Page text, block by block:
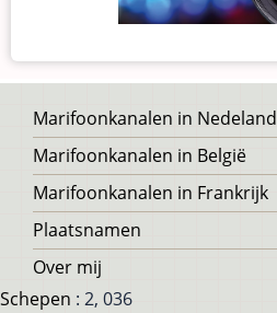
Voet
Marifoonkanalen in Nedeland
Marifoonkanalen in België
Marifoonkanalen in Frankrijk
Plaatsnamen
Over mij
Schepen : 2, 036